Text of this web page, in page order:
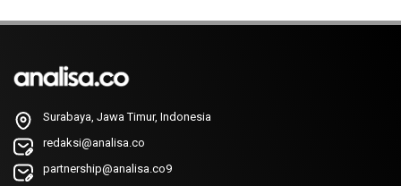
Surabaya, Jawa Timur, Indonesia
redaksi@analisa.co
partnership@analisa.co9